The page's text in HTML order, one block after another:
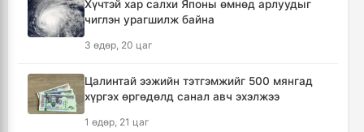
🔴Сэлэнгэ аймгийн “Таван хан” дэвжээний
бүл хүндэтгэл үзүүлж ₮100 саяыг
13 цаг, 54 минут
"Сэлэнгэ-2026" цэргийн хээрийн сургууль
Хүчтэй хар салхи Японы өмнөд арлуудыг
чиглэн урагшилж байна
3 өдөр, 20 цаг
Цалинтай ээжийн тэтгэмжийг 500 мянгад
хүргэх өргөдөлд санал авч эхэлжээ
1 өдөр, 21 цаг